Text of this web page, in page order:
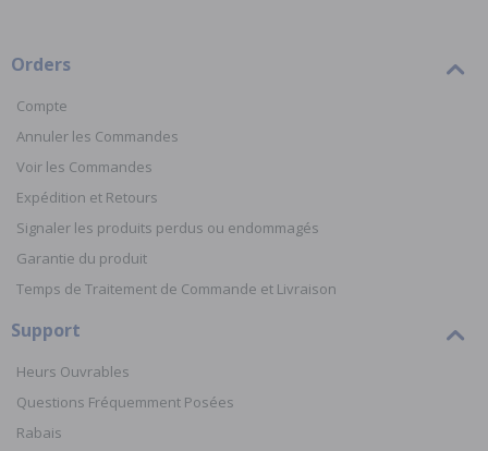
Orders
Compte
Annuler les Commandes
Voir les Commandes
Expédition et Retours
Signaler les produits perdus ou endommagés
Garantie du produit
Temps de Traitement de Commande et Livraison
Support
Heurs Ouvrables
Questions Fréquemment Posées
Rabais